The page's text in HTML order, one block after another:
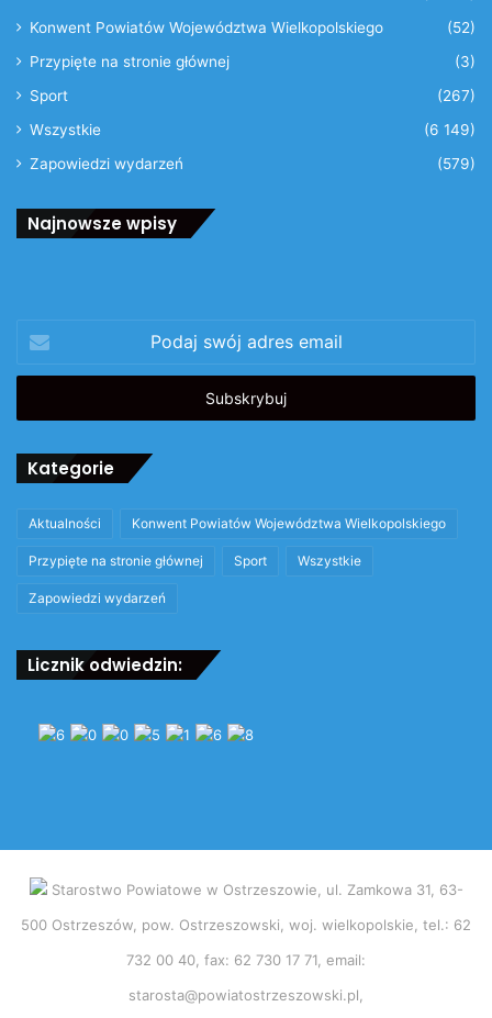
Konwent Powiatów Województwa Wielkopolskiego
(52)
Przypięte na stronie głównej
(3)
Sport
(267)
Wszystkie
(6 149)
Zapowiedzi wydarzeń
(579)
Najnowsze wpisy
swój
adres
Kategorie
Aktualności Konwent Powiatów Województwa Wielkopolskiego
Przypięte na stronie głównej Sport Wszystkie
Zapowiedzi wydarzeń
Licznik odwiedzin:
Starostwo Powiatowe w Ostrzeszowie, ul. Zamkowa 31, 63-
500 Ostrzeszów, pow. Ostrzeszowski, woj. wielkopolskie, tel.: 62
732 00 40, fax: 62 730 17 71, email:
starosta@powiatostrzeszowski.pl,